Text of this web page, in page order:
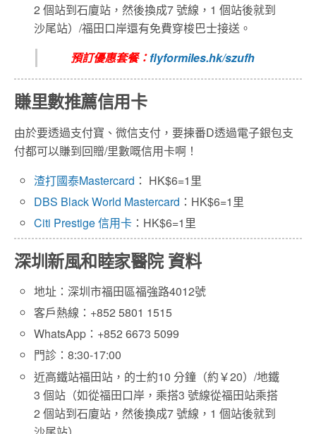
2 個站到石廈站，然後換成7 號線，1 個站後就到
沙尾站）/福田口岸還有免費穿梭巴士接送。
預訂優惠套餐：flyformiles.hk/szufh
賺里數推薦信用卡
由於要透過支付寶、微信支付，要揀番D透過電子銀包支
付都可以賺到回贈/里數嘅信用卡啊！
渣打國泰Mastercard ： HK$6=1里
DBS Black World Mastercard ：HK$6=1里
Citi Prestige 信用卡 ：HK$6=1里
深圳新風和睦家醫院 資料
地址：深圳市福田區福強路4012號
客戶熱線：+852 5801 1515
WhatsApp：+852 6673 5099
門診：8:30-17:00
近高鐵站福田站，的士約10 分鐘（約￥20）/地鐵
3 個站（如從福田口岸，乘搭3 號線從福田站乘搭
2 個站到石廈站，然後換成7 號線，1 個站後就到